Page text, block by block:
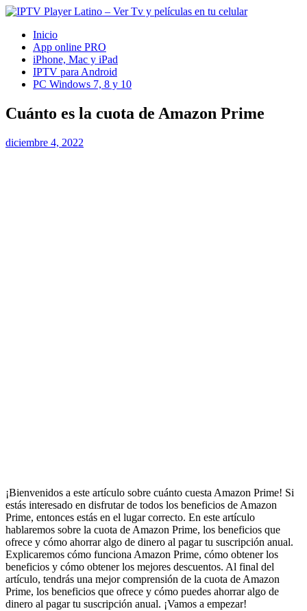
Inicio
App online PRO
iPhone, Mac y iPad
IPTV para Android
PC Windows 7, 8 y 10
Cuánto es la cuota de Amazon Prime
diciembre 4, 2022
¡Bienvenidos a este artículo sobre cuánto cuesta Amazon Prime! Si
estás interesado en disfrutar de todos los beneficios de Amazon
Prime, entonces estás en el lugar correcto. En este artículo
hablaremos sobre la cuota de Amazon Prime, los beneficios que
ofrece y cómo ahorrar algo de dinero al pagar tu suscripción anual.
Explicaremos cómo funciona Amazon Prime, cómo obtener los
beneficios y cómo obtener los mejores descuentos. Al final del
artículo, tendrás una mejor comprensión de la cuota de Amazon
Prime, los beneficios que ofrece y cómo puedes ahorrar algo de
dinero al pagar tu suscripción anual. ¡Vamos a empezar!